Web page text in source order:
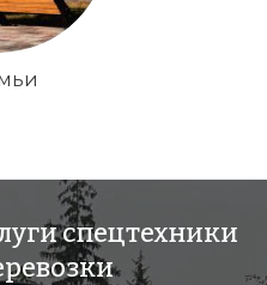
спецтехники